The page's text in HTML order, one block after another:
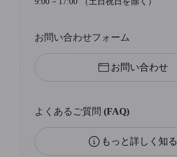
お問い合わせフォーム
お問い合わせ
よくあるご質問 (FAQ)
もっと詳しく知る